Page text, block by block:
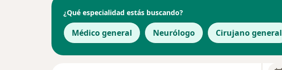
¿Qué especialidad estás buscando?
Médico general Neurólogo Cirujano general